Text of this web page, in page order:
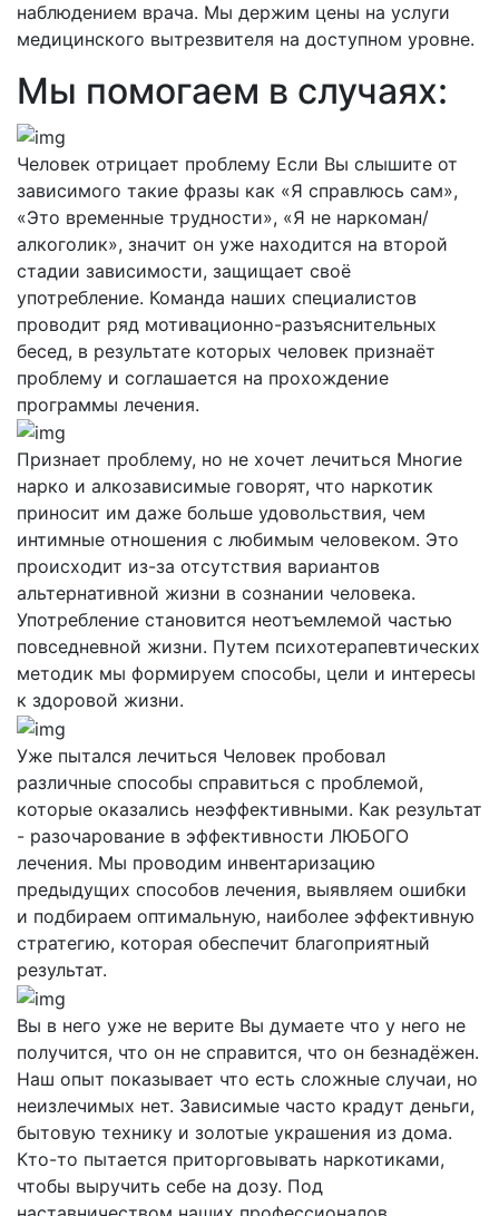
наблюдением врача. Мы держим цены на услуги
медицинского вытрезвителя на доступном уровне.
Мы помогаем в случаях:
Человек отрицает проблему Если Вы слышите от
зависимого такие фразы как «Я справлюсь сам»,
«Это временные трудности», «Я не наркоман/
алкоголик», значит он уже находится на второй
стадии зависимости, защищает своё
употребление. Команда наших специалистов
проводит ряд мотивационно-разъяснительных
бесед, в результате которых человек признаёт
проблему и соглашается на прохождение
программы лечения.
Признает проблему, но не хочет лечиться Многие
нарко и алкозависимые говорят, что наркотик
приносит им даже больше удовольствия, чем
интимные отношения с любимым человеком. Это
происходит из-за отсутствия вариантов
альтернативной жизни в сознании человека.
Употребление становится неотъемлемой частью
повседневной жизни. Путем психотерапевтических
методик мы формируем способы, цели и интересы
к здоровой жизни.
Уже пытался лечиться Человек пробовал
различные способы справиться с проблемой,
которые оказались неэффективными. Как результат
- разочарование в эффективности ЛЮБОГО
лечения. Мы проводим инвентаризацию
предыдущих способов лечения, выявляем ошибки
и подбираем оптимальную, наиболее эффективную
стратегию, которая обеспечит благоприятный
результат.
Вы в него уже не верите Вы думаете что у него не
получится, что он не справится, что он безнадёжен.
Наш опыт показывает что есть сложные случаи, но
неизлечимых нет. Зависимые часто крадут деньги,
бытовую технику и золотые украшения из дома.
Кто-то пытается приторговывать наркотиками,
чтобы выручить себе на дозу. Под